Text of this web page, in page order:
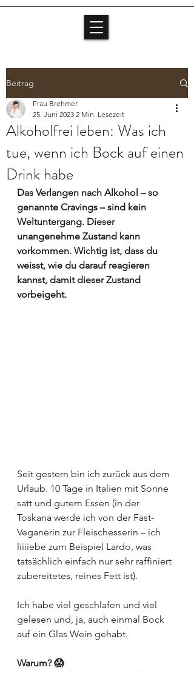
Beitrag
Alkoholfrei leben: Was ich
tue, wenn ich Bock auf einen
Drink habe
Frau Brehmer
25. Juni 2023 2 Min. Lesezeit
Das Verlangen nach Alkohol – so
genannte Cravings – sind kein
Weltuntergang. Dieser
unangenehme Zustand kann
vorkommen. Wichtig ist, dass du
weisst, wie du darauf reagieren
kannst, damit dieser Zustand
vorbeigeht.
Seit gestern bin ich zurück aus dem
Urlaub. 10 Tage in Italien mit Sonne
satt und gutem Essen (in der
Toskana werde ich von der Fast-
Veganerin zur Fleischesserin – ich
liiiiebe zum Beispiel Lardo, was
tatsächlich einfach nur sehr raffiniert
zubereitetes, reines Fett ist).
Ich habe viel geschlafen und viel
gelesen und, ja, auch einmal Bock
auf ein Glas Wein gehabt.
Warum? 😱